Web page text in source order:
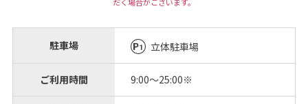
駐車場 立体駐車場
ご利用時間 9:00～25:00※